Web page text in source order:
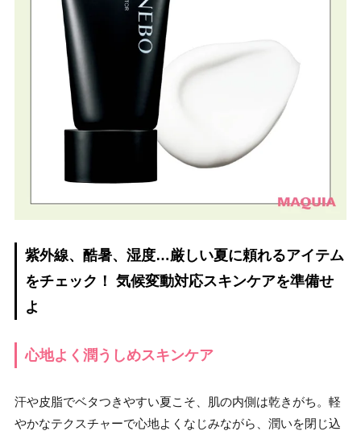
紫外線、酷暑、湿度…厳しい夏に頼れるアイテム
をチェック！ 気候変動対応スキンケアを準備せ
よ
心地よく潤うしめスキンケア
汗や皮脂でベタつきやすい夏こそ、肌の内側は乾きがち。軽
やかなテクスチャーで心地よくなじみながら、潤いを閉じ込